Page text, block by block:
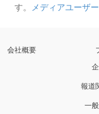
す。 メディアユーザー
会社概要
報道
一